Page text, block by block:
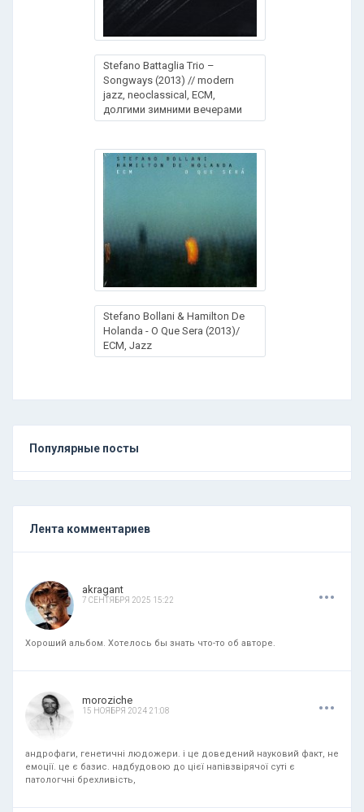
Stefano Battaglia Trio –
Songways (2013) // modern
jazz, neoclassical, ECM,
долгими зимними вечерами
Stefano Bollani & Hamilton De
Holanda - O Que Sera (2013)/
ECM, Jazz
Популярные посты
Лента комментариев
akragant
7 СЕНТЯБРЯ 2025 15:22 ...
Хороший альбом. Хотелось бы знать что-то об авторе.
moroziche
15 НОЯБРЯ 2024 21:08 ...
андрофаги, генетичні людожери. і це доведений науковий факт, не
емоції. це є базис. надбудовою до цієї напівзвірячої суті є
патологчні брехливість,